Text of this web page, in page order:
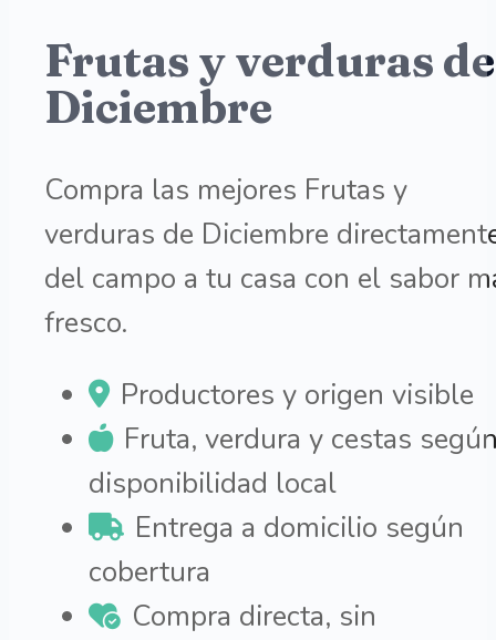
Frutas y verduras de
Diciembre
Compra las mejores Frutas y
verduras de Diciembre
del campo a tu casa con el sabor
fresco.
Productores y origen visible
Fruta, verdura y cestas
disponibilidad local
Entrega a domicilio según
cobertura
Compra directa, sin